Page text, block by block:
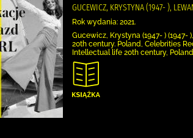
GUCEWICZ, KRYSTYNA (1947- ),
Rok wydania: 2021.
Gucewicz, Krystyna (1947- )
20th century. Poland, Celebrities
Intellectual life 20th century,